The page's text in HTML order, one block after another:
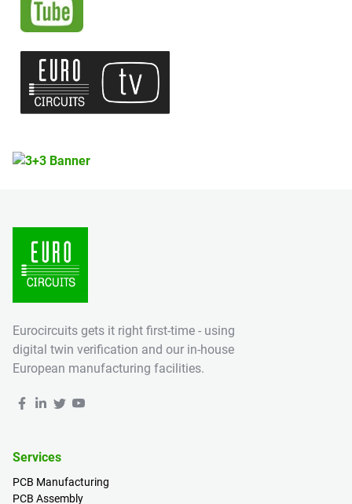
Eurocircuits gets it right first-time - using
digital twin verification and our in-house
European manufacturing facilities.
Services
PCB Manufacturing
PCB Assembly